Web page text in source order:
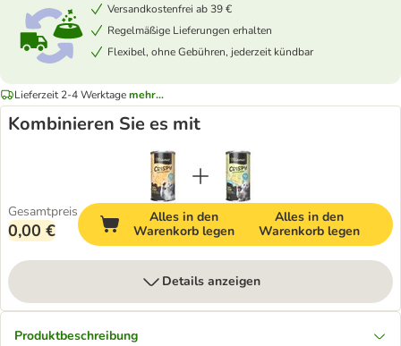
Versandkostenfrei ab 39 €
Regelmäßige Lieferungen erhalten
Flexibel, ohne Gebühren, jederzeit kündbar
Lieferzeit 2-4 Werktagemehr...
Kombinieren Sie es mit
Gesamtpreis
0,00 €
Alles in den
Warenkorb legen
Alles in den
Warenkorb legen
Details anzeigen
Produktbeschreibung